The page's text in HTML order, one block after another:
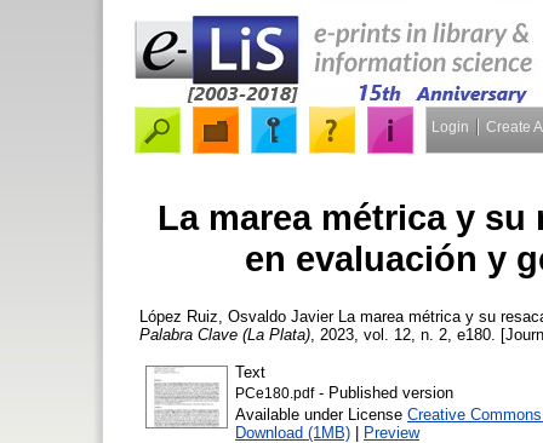
Login Create
La marea métrica y
en evaluación y
López Ruiz, Osvaldo JavierLa marea métrica y su
Palabra Clave (La Plata) , 2023, vol. 12, n. 2, e180.
Text
PCe180.pdf- Published version
Available under License Creative
Download (1MB) | Preview